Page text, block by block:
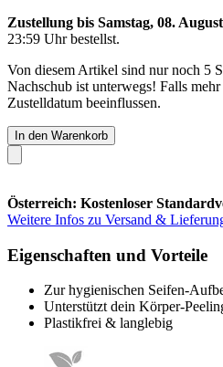
Zustellung bis Samstag, 08. August
23:59 Uhrbestellst.
Von diesem Artikel sind nur noch 5
Nachschub ist unterwegs! Falls
Zustelldatum beeinflussen.
In den Warenkorb
Österreich: Kostenloser
Weitere Infos zu Versand &
Eigenschaften und Vorteile
Zur hygienischen Seifen-
Unterstützt dein Körper-
Plastikfrei & langlebig